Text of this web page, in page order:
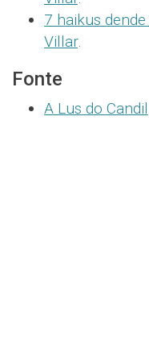
7 haikus
Villar.
Fonte
A Lus do Candil